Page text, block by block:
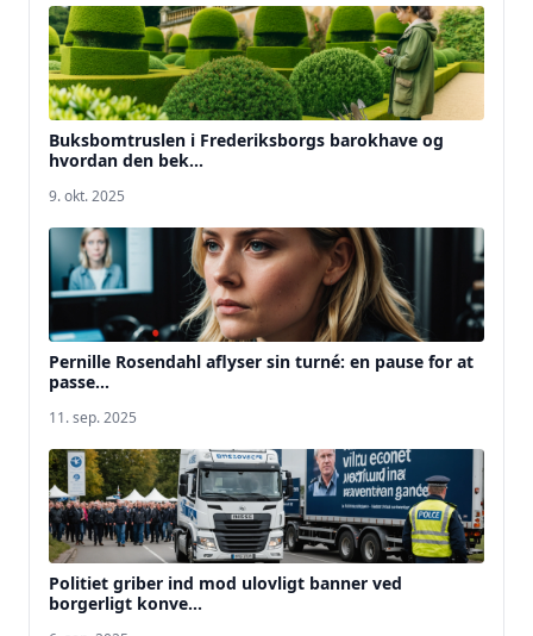
Buksbomtruslen i Frederiksborgs barokhave og
hvordan den bek...
9. okt. 2025
Pernille Rosendahl aflyser sin turné: en pause for at
passe...
11. sep. 2025
Politiet griber ind mod ulovligt banner ved
borgerligt konve...